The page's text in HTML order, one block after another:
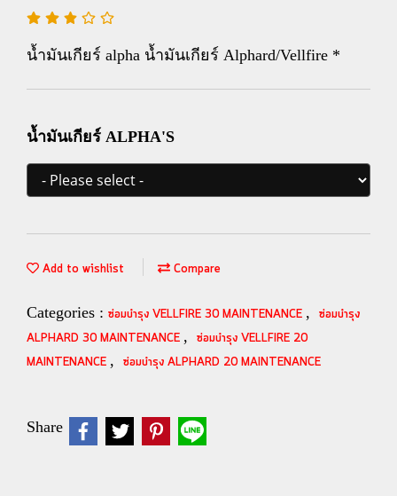
น้ำมันเกียร์ alpha น้ำมันเกียร์ Alphard/Vellfire *
น้ำมันเกียร์ ALPHA'S
Add to wishlist Compare
Categories : ซ่อมบำรุง VELLFIRE 30 MAINTENANCE , ซ่อมบำรุง
ALPHARD 30 MAINTENANCE , ซ่อมบำรุง VELLFIRE 20
MAINTENANCE , ซ่อมบำรุง ALPHARD 20 MAINTENANCE
Share